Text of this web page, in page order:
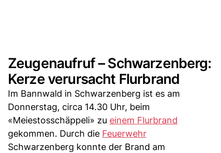
Zeugenaufruf – Schwarzenberg:
Kerze verursacht Flurbrand
Im Bannwald in Schwarzenberg ist es am
Donnerstag, circa 14.30 Uhr, beim
«Meiestosschäppeli» zu einem Flurbrand
gekommen. Durch die Feuerwehr
Schwarzenberg konnte der Brand am